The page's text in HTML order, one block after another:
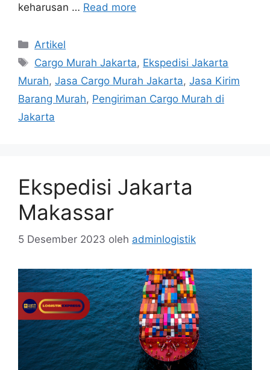
keharusan … Read more
Artikel
Cargo Murah Jakarta, Ekspedisi Jakarta
Murah, Jasa Cargo Murah Jakarta, Jasa Kirim
Barang Murah, Pengiriman Cargo Murah di
Jakarta
Ekspedisi Jakarta
Makassar
5 Desember 2023 oleh adminlogistik